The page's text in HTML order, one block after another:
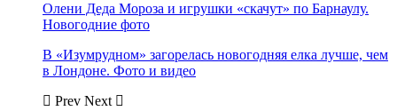
Олени Деда Мороза и игрушки «скачут» по Барнаулу.
Новогодние фото
В «Изумрудном» загорелась новогодняя елка лучше, чем
в Лондоне. Фото и видео
Prev Next